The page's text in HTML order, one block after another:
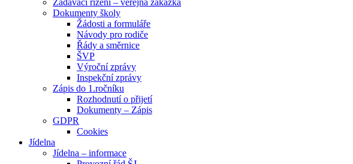
Zadávací řízení – veřejná zakázka
Dokumenty školy
Žádosti a formuláře
Návody pro rodiče
Řády a směrnice
ŠVP
Výroční zprávy
Inspekční zprávy
Zápis do 1.ročníku
Rozhodnutí o přijetí
Dokumenty – Zápis
GDPR
Cookies
Jídelna
Jídelna – informace